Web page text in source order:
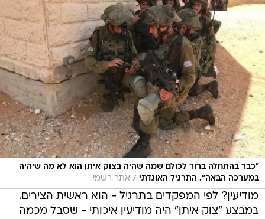
"כבר בהתחלה ברור לכולם שמה שהיה בצוק איתן הוא לא מה שיהיה
במערכה הבאה". התרגיל האוגדתי / אתר רשמי
מודיעין? לפי המפקדים בתרגיל - הוא ראשית הצירים.
במבצע "צוק איתן" היה מודיעין איכותי - שסבל מכמה